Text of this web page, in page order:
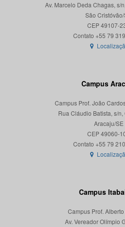
Av. Marcelo Deda Chagas, s/
São Cristóvão/
CEP 49107-
Campus
Campus Prof. João
Rua Cláudio Batista, s/
Aracaju/SE
CEP 49060-
Campus
Campus Prof.
Av. Vereador Olímpio